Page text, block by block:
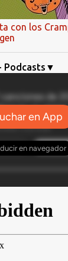
con los
Podcasts▼